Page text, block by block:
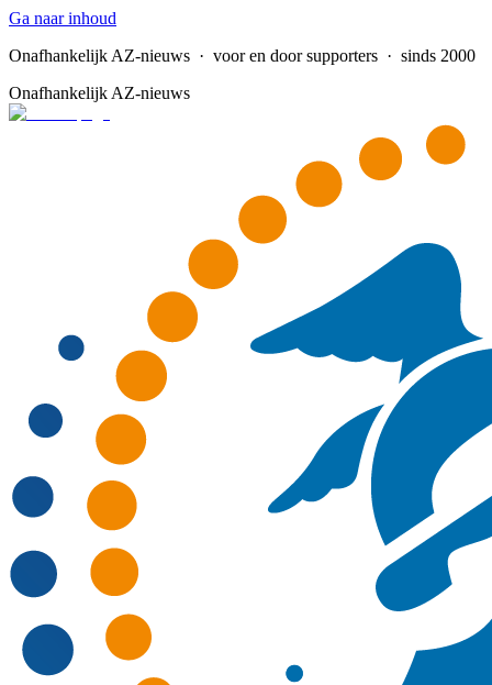
Ga naar inhoud
Onafhankelijk AZ-nieuws · voor en door supporters · sinds 2000
Onafhankelijk AZ-nieuws